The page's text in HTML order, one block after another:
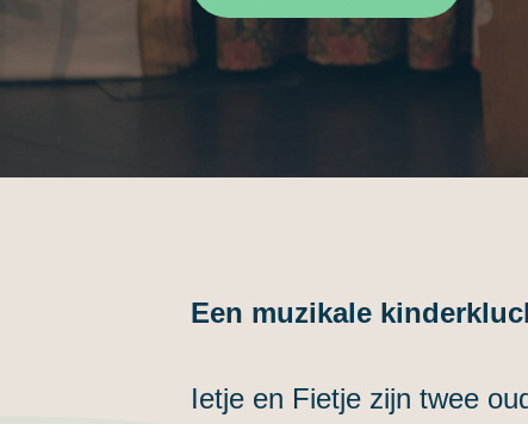
Een muzikale
Ietje en Fietje zijn twee